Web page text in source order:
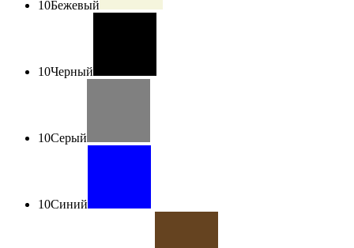
10Бежевый
10Черный
10Серый
10Синий